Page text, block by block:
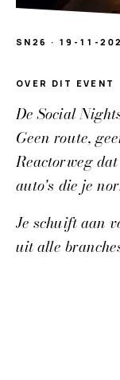
SN26 · 19-11-
OVER DIT EVENT
Over
De Social
Geen route,
Reactorweg
auto's die je
Je schuift aan
uit alle